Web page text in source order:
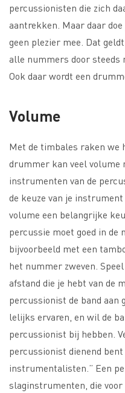
percussionisten die zich
aantrekken. Maar daar doe
geen plezier mee. Dat
alle nummers door steeds
Ook daar wordt een
Volume
Met de timbales raken we
drummer kan veel volume
instrumenten van de
de keuze van je
volume een belangrijke
percussie moet goed in de
bijvoorbeeld met een
het nummer zweven.
afstand die je hebt van de
percussionist de band
lelijks ervaren, en wil de
percussionist bij hebben.
percussionist dienend
instrumentalisten.” Een
slaginstrumenten, die